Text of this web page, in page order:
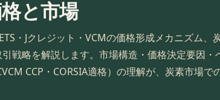
と市場
・Jクレジット・VCMの価格形成メカニズム、
引戦略を解説します。市場構造・価格決定要因
CCP・CORSIA適格）の理解が、炭素市場で